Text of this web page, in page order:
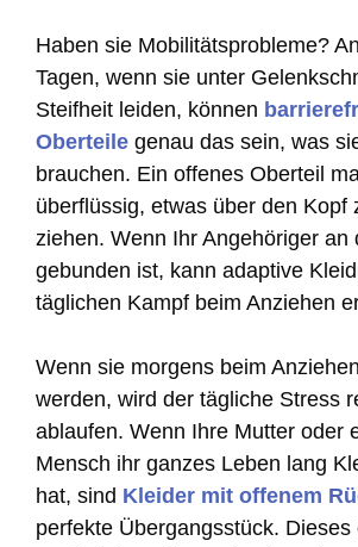
Haben sie Mobilitätsprobleme?
Tagen, wenn sie unter
Steifheit leiden, können
Oberteile genau das sein, was
brauchen. Ein offenes Oberteil
überflüssig, etwas über den Kopf
ziehen. Wenn Ihr Angehöriger an
gebunden ist, kann adaptive
täglichen Kampf beim Anziehen
Wenn sie morgens beim
werden, wird der tägliche Stress
ablaufen. Wenn Ihre Mutter oder
Mensch ihr ganzes Leben lang
hat, sind Kleider mit offenem
perfekte Übergangsstück. Dieses